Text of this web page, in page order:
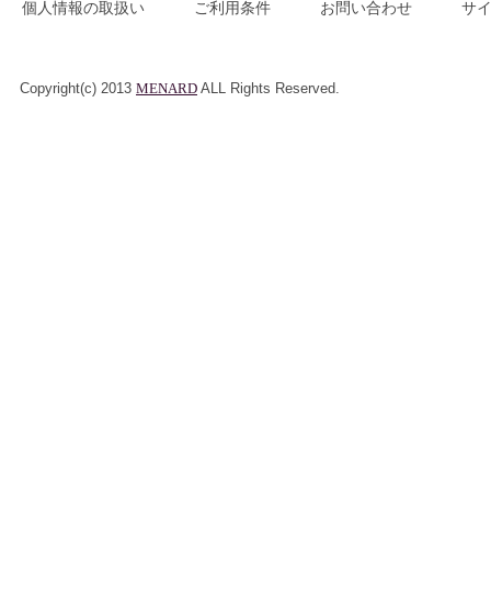
個人情報の取扱い ご利用条件 お問い合わせ サ
Copyright(c) 2013 MENARD ALL Rights Reserved.